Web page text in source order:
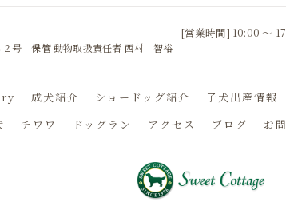
２号 保管 動物取扱責任者 西村 智裕
[営業時間] 10:00 〜
成犬紹介 ショードッグ紹介 子犬出産情報
チワワ ドッグラン アクセス ブログ お